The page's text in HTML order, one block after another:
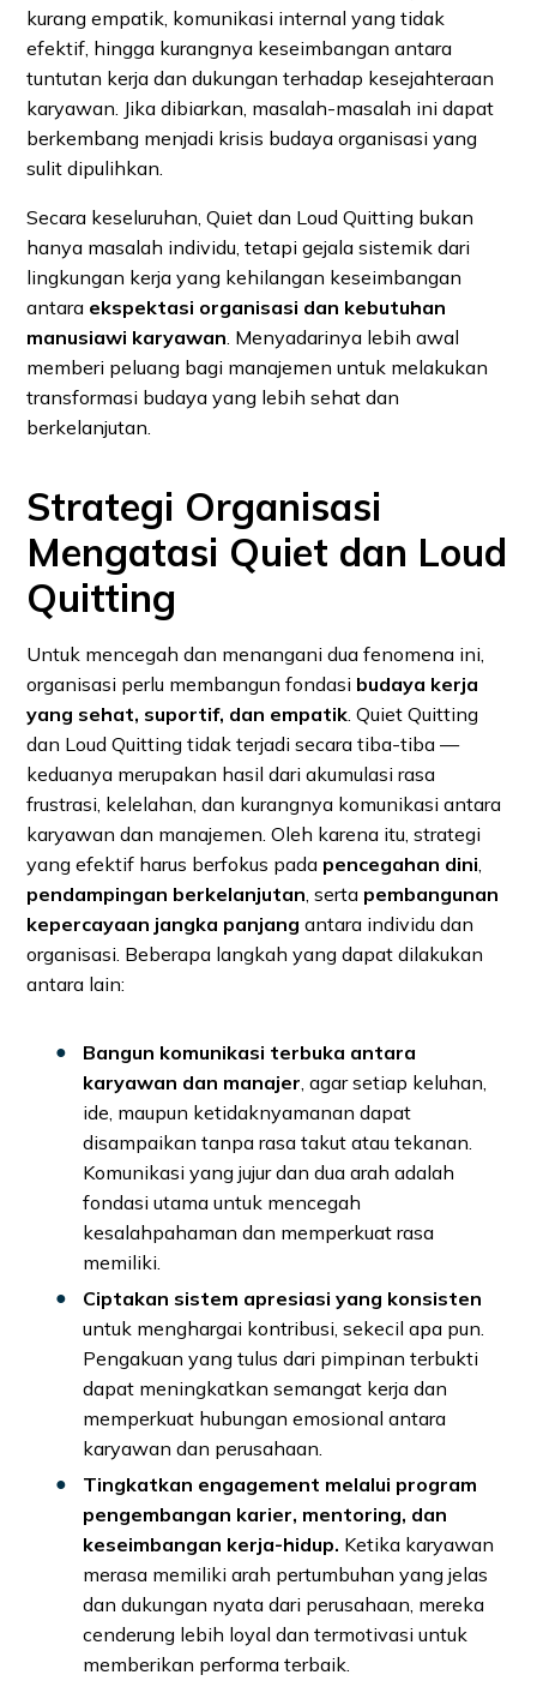
kurang empatik, komunikasi internal yang tidak
efektif, hingga kurangnya keseimbangan antara
tuntutan kerja dan dukungan terhadap kesejahteraan
karyawan. Jika dibiarkan, masalah-masalah ini dapat
berkembang menjadi krisis budaya organisasi yang
sulit dipulihkan.
Secara keseluruhan, Quiet dan Loud Quitting bukan
hanya masalah individu, tetapi gejala sistemik dari
lingkungan kerja yang kehilangan keseimbangan
antara ekspektasi organisasi dan kebutuhan
manusiawi karyawan. Menyadarinya lebih awal
memberi peluang bagi manajemen untuk melakukan
transformasi budaya yang lebih sehat dan
berkelanjutan.
Strategi Organisasi
Mengatasi Quiet dan Loud
Quitting
Untuk mencegah dan menangani dua fenomena ini,
organisasi perlu membangun fondasi budaya kerja
yang sehat, suportif, dan empatik . Quiet Quitting
dan Loud Quitting tidak terjadi secara tiba-tiba —
keduanya merupakan hasil dari akumulasi rasa
frustrasi, kelelahan, dan kurangnya komunikasi antara
karyawan dan manajemen. Oleh karena itu, strategi
yang efektif harus berfokus pada pencegahan dini
pendampingan berkelanjutan , serta pembangunan
kepercayaan jangka panjang antara individu dan
organisasi. Beberapa langkah yang dapat dilakukan
antara lain:
Bangun komunikasi terbuka antara
karyawan dan manajer , agar setiap keluhan,
ide, maupun ketidaknyamanan dapat
disampaikan tanpa rasa takut atau tekanan.
Komunikasi yang jujur dan dua arah adalah
fondasi utama untuk mencegah
kesalahpahaman dan memperkuat rasa
memiliki.
Ciptakan sistem apresiasi yang konsisten
untuk menghargai kontribusi, sekecil apa pun.
Pengakuan yang tulus dari pimpinan terbukti
dapat meningkatkan semangat kerja dan
memperkuat hubungan emosional antara
karyawan dan perusahaan.
Tingkatkan engagement melalui program
pengembangan karier, mentoring, dan
keseimbangan kerja-hidup. Ketika karyawan
merasa memiliki arah pertumbuhan yang jelas
dan dukungan nyata dari perusahaan, mereka
cenderung lebih loyal dan termotivasi untuk
memberikan performa terbaik.